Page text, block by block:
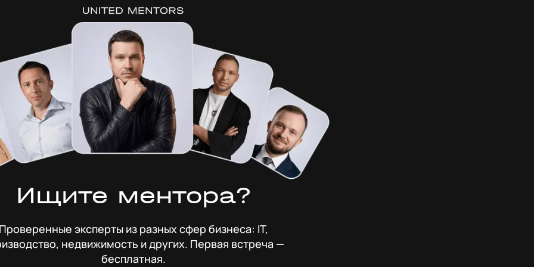
Ищите ментора?
эксперты из разных сфер бизнеса: IT,
недвижимость и других. Первая встреча —
бесплатная.